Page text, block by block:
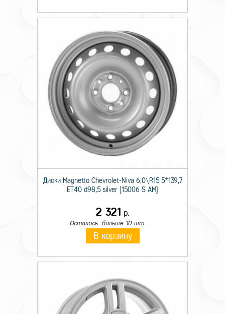
Диски Magnetto Chevrolet-Niva 6,0\R15 5*139,7
ET40 d98,5 silver [15006 S AM]
2 321 р.
Осталось: больше 10 шт.
В корзину